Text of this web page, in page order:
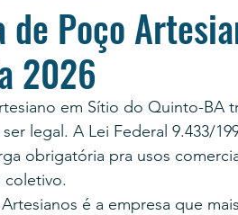
de Poço
2026
em Sítio do Quinto-
legal. A Lei Federal 9.433/
obrigatória pra usos
coletivo.
é a empresa que